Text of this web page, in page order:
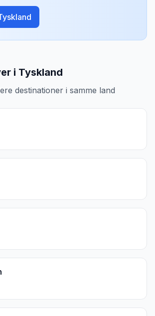
i Tyskland
destinationer i samme land